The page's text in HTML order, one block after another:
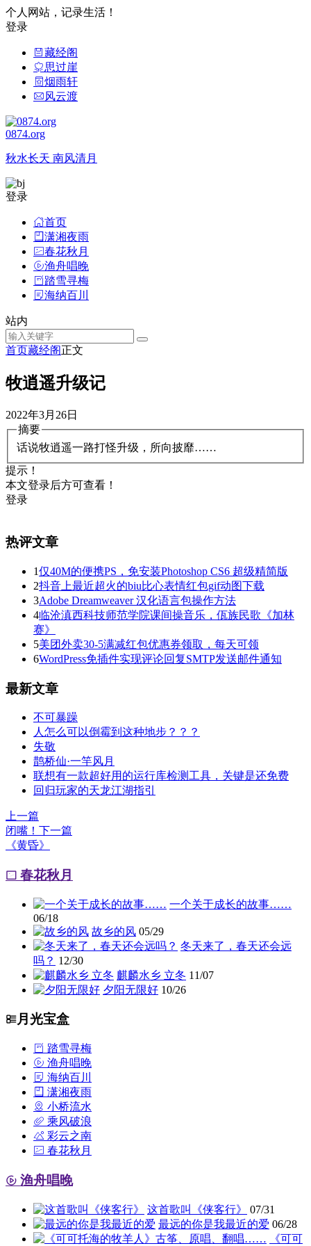
个人网站，记录生活！
登录
藏经阁
思过崖
烟雨轩
风云渡
0874.org
秋水长天 南风清月
登录
首页
潇湘夜雨
春花秋月
渔舟唱晚
踏雪寻梅
海纳百川
站内
首页藏经阁正文
牧逍遥升级记
2022年3月26日
摘要
话说牧逍遥一路打怪升级，所向披靡……
提示！
本文登录后方可查看！
登录
热评文章
1仅40M的便携PS，免安装Photoshop CS6 超级精简版
2抖音上最近超火的biu比心表情红包gif动图下载
3Adobe Dreamweaver 汉化语言包操作方法
4临沧滇西科技师范学院课间操音乐，佤族民歌《加林
赛》
5美团外卖30-5满减红包优惠券领取，每天可领
6WordPress免插件实现评论回复SMTP发送邮件通知
最新文章
不可暴躁
人怎么可以倒霉到这种地步？？？
失敬
鹊桥仙·一竿风月
联想有一款超好用的运行库检测工具，关键是还免费
回归玩家的天龙江湖指引
上一篇
闭嘴！ 下一篇
《黄昏》
春花秋月
一个关于成长的故事……
06/18
故乡的风 05/29
冬天来了，春天还会远
吗？ 12/30
麒麟水乡 立冬 11/07
夕阳无限好 10/26
月光宝盒
踏雪寻梅
渔舟唱晚
海纳百川
潇湘夜雨
小桥流水
乘风破浪
彩云之南
春花秋月
渔舟唱晚
这首歌叫《侠客行》
07/31
最远的你是我最近的爱 06/28
《可可